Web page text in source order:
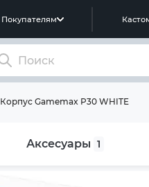
Покупателям
Корпус Gamemax P30 WHITE
Аксесуары 1